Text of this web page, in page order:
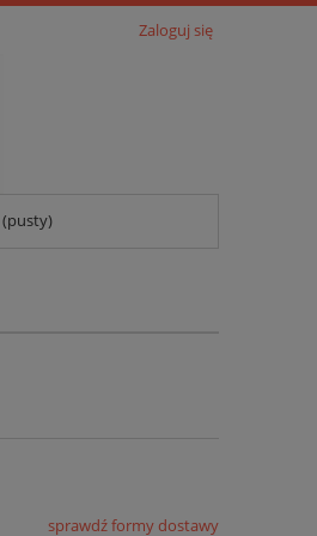
Zaloguj się
(pusty)
sprawdź formy dostawy